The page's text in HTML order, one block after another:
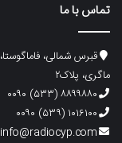
تماس با ما
ماگری، پلاک۲
۸۸۹۹۸۸۰ (۵۳۳) ۰۰۹۰
۱۰۱۶۱۰۰ (۵۳۹) ۰۰۹۰
info@radiocyp.com